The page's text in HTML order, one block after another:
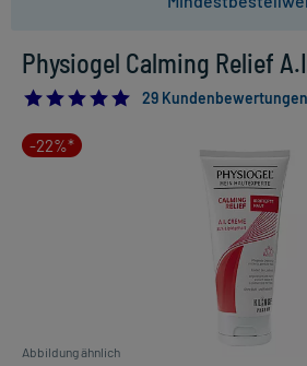
Physiogel Calming Relief
4.931034482758621
29
-22%*
Abbildung ähnlich